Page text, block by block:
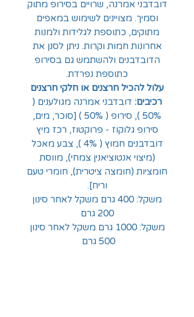
דובדבני אמרנה, שרויים בסירופ מתוק
וסמיך. מצויינים לשימוש במאפים
מתוקים, כתוספת לגלידות ולמנות
אחרונות חמות וקרות. ניתן לסנן את
הדובדבנים ולהשתמש גם בסירופ
כתוספת נפרדת.
עלול להכיל חרצנים או חלקי חרצנים
רכיבים: דובדבני אמרנה מגולענים (
50% ), סירופ ( 50% ) [סוכר, מים,
סירופ גלוקוז - פרוקטוז, רכז מיץ
דובדבנים חמוץ ( 4% ), צבע מאכל
(מיצוי אנטוציאנין צמחי), מווסת
חומציות (חומצה ציטרית), חומרי טעם
וריח].
משקל: 400 גרם משקל לאחר סינון
200 גרם
משקל: 1000 גרם משקל לאחר סינון
500 גרם